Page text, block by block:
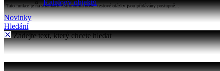
Katalogy objektů
Tato funkce je na stránkách Astronomia nová, testové otázky jsou přidávány postupně...
Novinky
Hledání
Zadejte text, který chcete hledat